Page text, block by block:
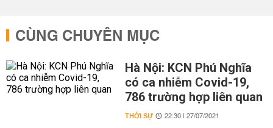
CÙNG CHUYÊN MỤC
Hà Nội: KCN Phú Nghĩa
có ca nhiễm Covid-19,
786 trường hợp liên quan
THỜI SỰ 22:30 | 27/07/2021